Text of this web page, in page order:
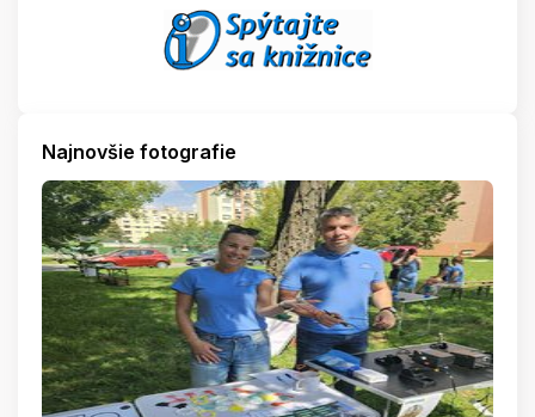
Najnovšie fotografie